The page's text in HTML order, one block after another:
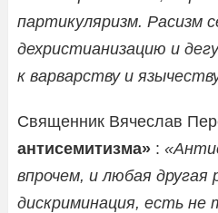
партикуляризм. Расизм
дехристианизацию и
к варварству и
Священник Вячеслав
антисемитизма» :
впрочем, и любая другая
дискриминация, есть не